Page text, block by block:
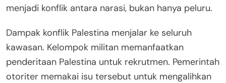
menjadi konflik antara narasi, bukan hanya peluru.
Dampak konflik Palestina menjalar ke seluruh
kawasan. Kelompok militan memanfaatkan
penderitaan Palestina untuk rekrutmen. Pemerintah
otoriter memakai isu tersebut untuk mengalihkan